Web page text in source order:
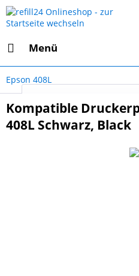
Menü
Epson 408L
Kompatible
408L Schwarz, Black